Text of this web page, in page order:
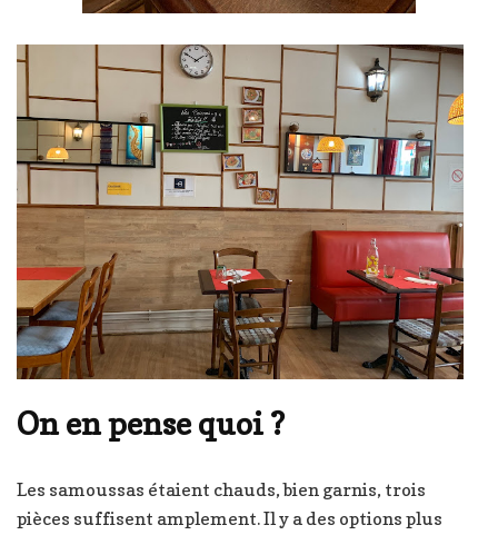
On en pense quoi ?
Les samoussas étaient chauds, bien garnis, trois
pièces suffisent amplement. Il y a des options plus